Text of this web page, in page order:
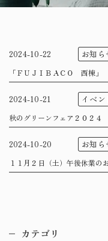
2024-10-22 お知ら
「ＦＵＪＩＢＡＣＯ 西棟
2024-10-21 イベン
秋のグリーンフェア２０２
2024-10-20 お知ら
１１月２日（土）午後休業の
カテゴリ